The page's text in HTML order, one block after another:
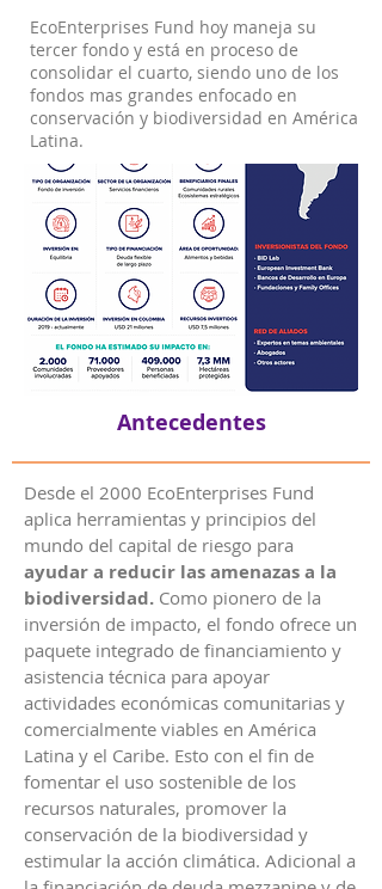
EcoEnterprises Fund hoy maneja su
tercer fondo y está en proceso de
consolidar el cuarto, siendo uno de los
fondos mas grandes enfocado en
conservación y biodiversidad en América
Latina.
Antecedentes
Desde el 2000 EcoEnterprises Fund
aplica herramientas y principios del
mundo del capital de riesgo para
ayudar a reducir las amenazas a la
biodiversidad. Como pionero de la
inversión de impacto, el fondo ofrece un
paquete integrado de financiamiento y
asistencia técnica para apoyar
actividades económicas comunitarias y
comercialmente viables en América
Latina y el Caribe. Esto con el fin de
fomentar el uso sostenible de los
recursos naturales, promover la
conservación de la biodiversidad y
estimular la acción climática. Adicional a